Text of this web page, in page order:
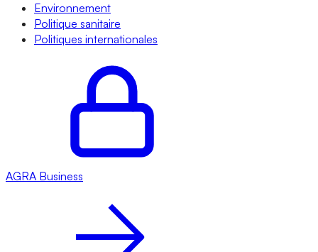
Environnement
Politique sanitaire
Politiques internationales
AGRA Business